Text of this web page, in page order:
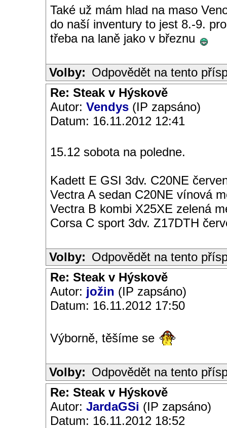
Také už mám hlad na maso
do naší inventury to jest 8.-9.
třeba na laně jako v březnu
Volby: Odpovědět na tento
Re: Steak v Hýskově
Autor: Vendys (IP zapsáno)
Datum: 16.11.2012 12:41
15.12 sobota na poledne.
Kadett E GSI 3dv. C20NE
Vectra A sedan C20NE vínová
Vectra B kombi X25XE zelená
Corsa C sport 3dv. Z17DTH
Volby: Odpovědět na tento
Re: Steak v Hýskově
Autor: jožin (IP zapsáno)
Datum: 16.11.2012 17:50
Výborně, těšíme se
Volby: Odpovědět na tento
Re: Steak v Hýskově
Autor: JardaGSi (IP zapsáno)
Datum: 16.11.2012 18:52